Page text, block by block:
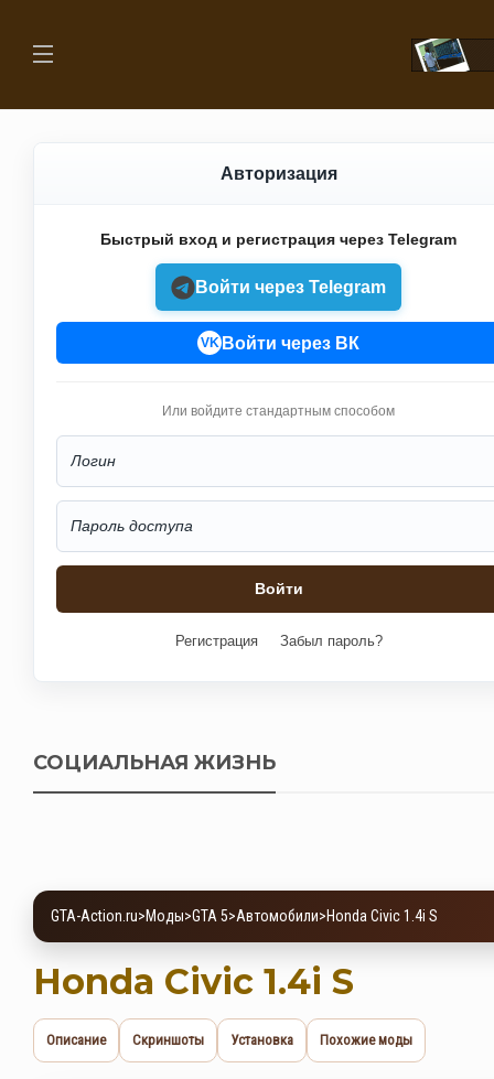
Авторизация
Быстрый вход и регистрация через Telegram
Войти через Telegram
VK Войти через ВК
Или войдите стандартным способом
Регистрация Забыл пароль?
СОЦИАЛЬНАЯ ЖИЗНЬ
GTA-Action.ru>Моды>GTA 5>Автомобили>Honda Civic 1.4i S
Honda Civic 1.4i S
Описание Скриншоты Установка Похожие моды